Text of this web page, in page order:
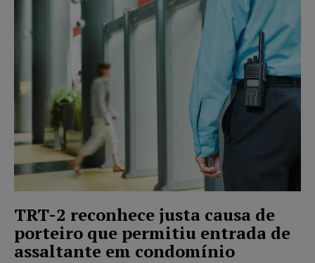
TRT-2 reconhece justa causa de
porteiro que permitiu entrada de
assaltante em condomínio